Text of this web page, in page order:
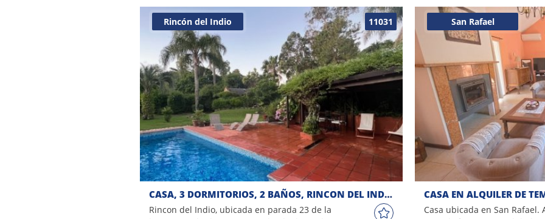
con nuestros asesores
dos baños (principal en
garaje muy amplio. Amplio
hacia el fondo tiene una
dormitorio de huéspedes
11031
Rincón del Indio
CASA, 3 DORMITORIOS, 2 BAÑOS, RINCON DEL INDIO, BRAVA, ALQUILER VERANO
Rincon del Indio, ubicada en parada 23 de la
San Rafael
Casa ubicada en San